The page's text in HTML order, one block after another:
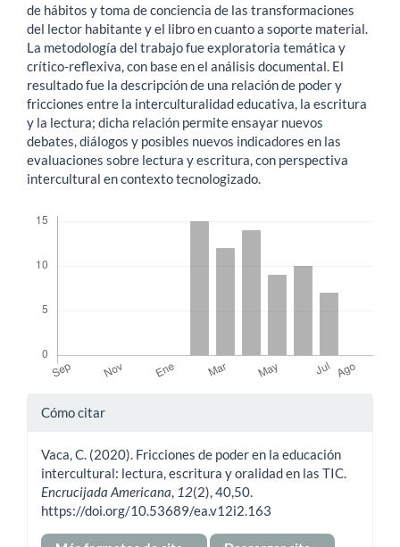
de hábitos y toma de conciencia de las transformaciones
del lector habitante y el libro en cuanto a soporte material.
La metodología del trabajo fue exploratoria temática y
crítico-reflexiva, con base en el análisis documental. El
resultado fue la descripción de una relación de poder y
fricciones entre la interculturalidad educativa, la escritura
y la lectura; dicha relación permite ensayar nuevos
debates, diálogos y posibles nuevos indicadores en las
evaluaciones sobre lectura y escritura, con perspectiva
intercultural en contexto tecnologizado.
Detalles
artículo
Cómo citar
Vaca, C. (2020). Fricciones de poder en la educación
intercultural: lectura, escritura y oralidad en las TIC.
Encrucijada Americana, 12(2), 40,50.
https://doi.org/10.53689/ea.v12i2.163